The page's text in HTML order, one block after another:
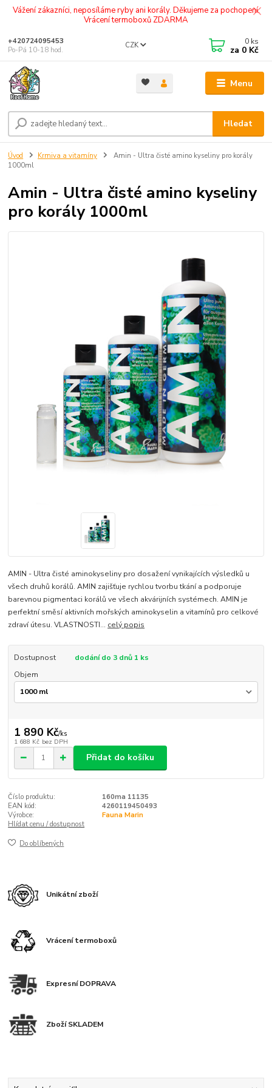
Vážení zákazníci, neposíláme ryby ani korály. Děkujeme za pochopení.
Vrácení termoboxů ZDARMA
Menu
CZK
Hledat
+420724095453
Po-Pá 10-18 hod.
0 ks
za 0 Kč
Úvod Krmiva a vitamíny
Amin - Ultra čisté amino kyseliny pro korály
1000ml
Amin - Ultra čisté amino kyseliny
pro korály 1000ml
AMIN - Ultra čisté aminokyseliny pro dosažení vynikajících výsledků u
všech druhů korálů. AMIN zajišťuje rychlou tvorbu tkání a podporuje
barevnou pigmentaci korálů ve všech akvárijních systémech. AMIN je
perfektní směsí aktivních mořských aminokyselin a vitamínů pro celkové
zdraví útesu. VLASTNOSTI... celý popis
Dostupnost
dodání do 3 dnů 1 ks
Objem
1 890 Kč/ks
1 688 Kč bez DPH
Přidat do košíku
Číslo produktu:
160ma 11135
EAN kód:
4260119450493
Výrobce:
Fauna Marin
Hlídat cenu / dostupnost
Do oblíbených
Unikátní zboží
Vrácení termoboxů
Expresní DOPRAVA
Zboží SKLADEM